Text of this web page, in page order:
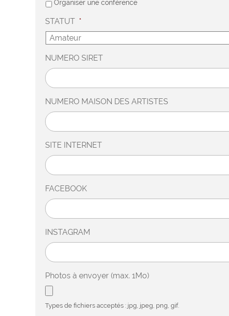
Organiser une conférence
STATUT *
NUMERO SIRET
NUMERO MAISON DES ARTISTES
SITE INTERNET
FACEBOOK
INSTAGRAM
Photos à envoyer (max. 1Mo)
Types de fichiers acceptés : jpg, jpeg, png, gif.